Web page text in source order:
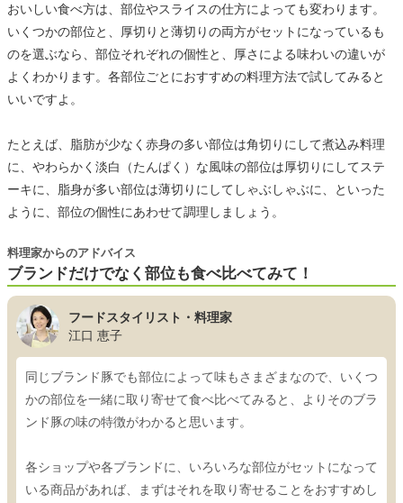
おいしい食べ方は、部位やスライスの仕方によっても変わります。
いくつかの部位と、厚切りと薄切りの両方がセットになっているも
のを選ぶなら、部位それぞれの個性と、厚さによる味わいの違いが
よくわかります。各部位ごとにおすすめの料理方法で試してみると
いいですよ。
たとえば、脂肪が少なく赤身の多い部位は角切りにして煮込み料理
に、やわらかく淡白（たんぱく）な風味の部位は厚切りにしてステ
ーキに、脂身が多い部位は薄切りにしてしゃぶしゃぶに、といった
ように、部位の個性にあわせて調理しましょう。
ブランドだけでなく部位も食べ比べてみて！
料理家からのアドバイス
フードスタイリスト・料理家
江口 恵子
同じブランド豚でも部位によって味もさまざまなので、いくつ
かの部位を一緒に取り寄せて食べ比べてみると、よりそのブラ
ンド豚の味の特徴がわかると思います。
各ショップや各ブランドに、いろいろな部位がセットになって
いる商品があれば、まずはそれを取り寄せることをおすすめし